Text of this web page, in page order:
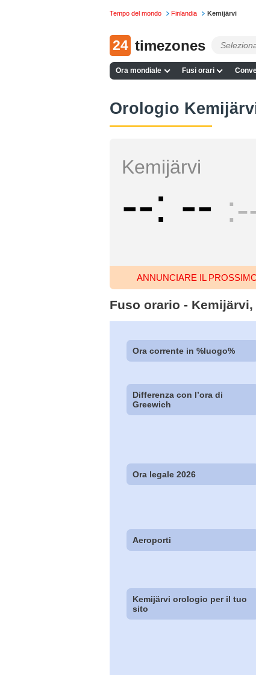
Tempo del mondo Finlandia Kemijärvi
24 timezones
Ora mondiale Fusi orari
Orologio
Kemijärvi
-- --
ANNUNCIARE IL
Fuso orario -
Ora corrente in %luogo%
Differenza con l’ora di
Greewich
Ora legale 2026
Aeroporti
Kemijärvi orologio per il tuo
sito